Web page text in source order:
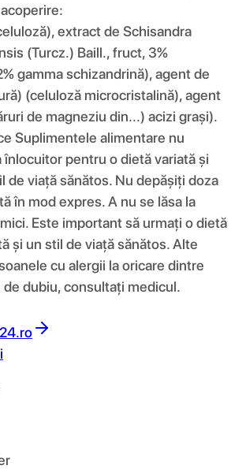
extract de Schisandra
(Turcz.) Baill., fruct, 3%
gamma schizandrină), agent de
(celuloză microcristalină), agent
de magneziu din...) acizi grași).
Suplimentele alimentare nu
pentru o dietă variată și
de viață sănătos. Nu depășiți doza
în mod expres. A nu se lăsa la
Este important să urmați o dietă
și un stil de viață sănătos. Alte
cu alergii la oricare dintre
de dubiu, consultați medicul.